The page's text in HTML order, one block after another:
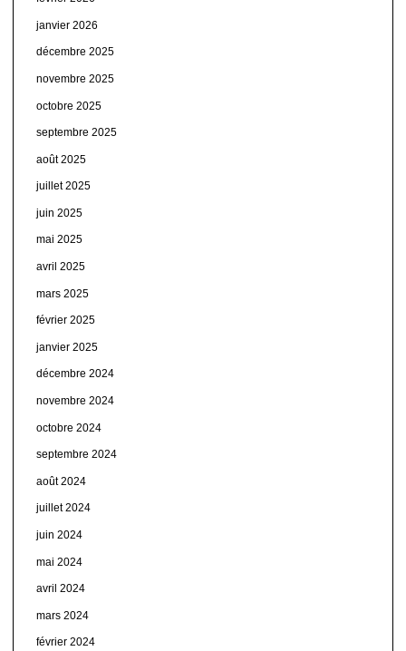
janvier 2026
décembre 2025
novembre 2025
octobre 2025
septembre 2025
août 2025
juillet 2025
juin 2025
mai 2025
avril 2025
mars 2025
février 2025
janvier 2025
décembre 2024
novembre 2024
octobre 2024
septembre 2024
août 2024
juillet 2024
juin 2024
mai 2024
avril 2024
mars 2024
février 2024